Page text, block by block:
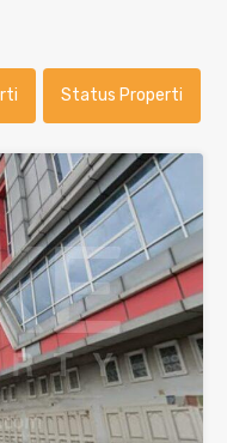
Status Properti